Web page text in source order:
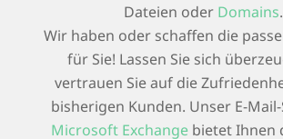
Dateien oder Domains.
Wir haben oder schaffen die
für Sie! Lassen Sie sich
vertrauen Sie auf die
bisherigen Kunden. Unser E-
Microsoft Exchange bietet Ihnen